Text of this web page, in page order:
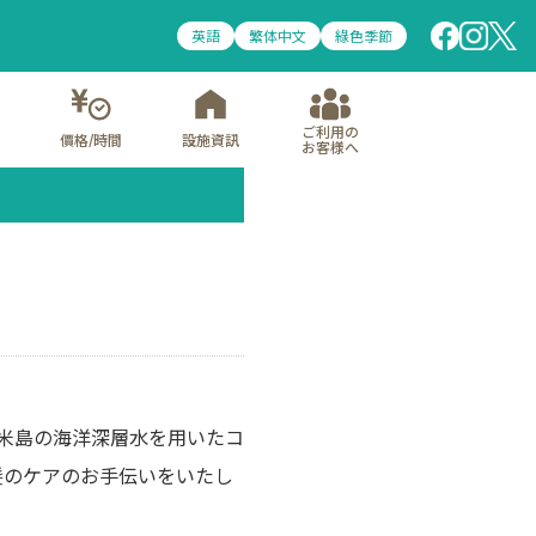
價格/時間 設施資訊
ご利用の
お客様へ
英語 繁体中文 綠色季節
島の海洋深層水を用いたコ
ケアのお手伝いをいたし